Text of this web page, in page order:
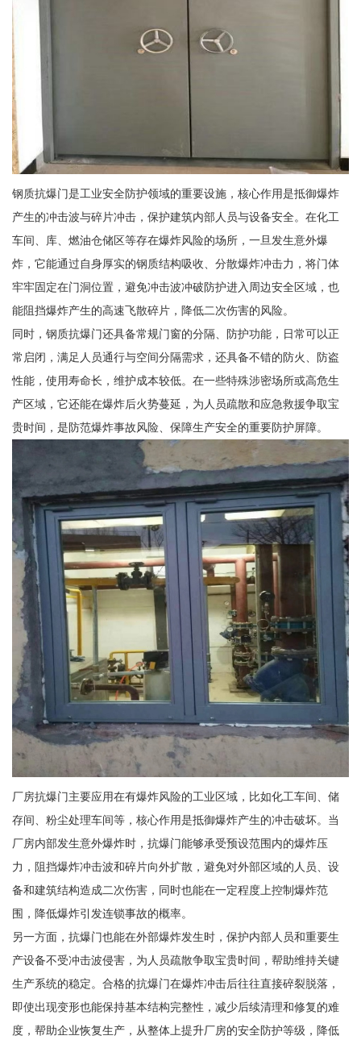
钢质抗爆门是工业安全防护领域的重要设施，核心作用是抵御爆炸
产生的冲击波与碎片冲击，保护建筑内部人员与设备安全。在化工
车间、库、燃油仓储区等存在爆炸风险的场所，一旦发生意外爆
炸，它能通过自身厚实的钢质结构吸收、分散爆炸冲击力，将门体
牢牢固定在门洞位置，避免冲击波冲破防护进入周边安全区域，也
能阻挡爆炸产生的高速飞散碎片，降低二次伤害的风险。
同时，钢质抗爆门还具备常规门窗的分隔、防护功能，日常可以正
常启闭，满足人员通行与空间分隔需求，还具备不错的防火、防盗
性能，使用寿命长，维护成本较低。在一些特殊涉密场所或高危生
产区域，它还能在爆炸后火势蔓延，为人员疏散和应急救援争取宝
贵时间，是防范爆炸事故风险、保障生产安全的重要防护屏障。
厂房抗爆门主要应用在有爆炸风险的工业区域，比如化工车间、储
存间、粉尘处理车间等，核心作用是抵御爆炸产生的冲击破坏。当
厂房内部发生意外爆炸时，抗爆门能够承受预设范围内的爆炸压
力，阻挡爆炸冲击波和碎片向外扩散，避免对外部区域的人员、设
备和建筑结构造成二次伤害，同时也能在一定程度上控制爆炸范
围，降低爆炸引发连锁事故的概率。
另一方面，抗爆门也能在外部爆炸发生时，保护内部人员和重要生
产设备不受冲击波侵害，为人员疏散争取宝贵时间，帮助维持关键
生产系统的稳定。合格的抗爆门在爆炸冲击后往往直接碎裂脱落，
即使出现变形也能保持基本结构完整性，减少后续清理和修复的难
度，帮助企业恢复生产，从整体上提升厂房的安全防护等级，降低